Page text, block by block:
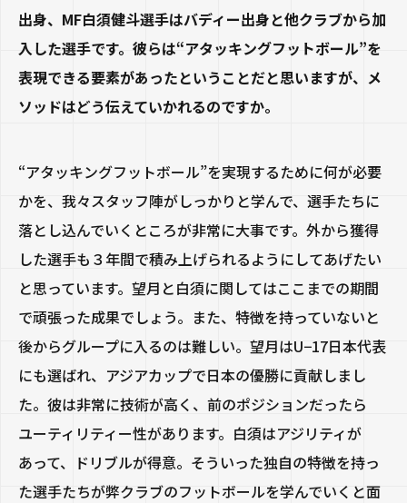
出身、MF白須健斗選手はバディー出身と他クラブから加
入した選手です。彼らは“アタッキングフットボール”を
表現できる要素があったということだと思いますが、メ
ソッドはどう伝えていかれるのですか。
“アタッキングフットボール”を実現するために何が必要
かを、我々スタッフ陣がしっかりと学んで、選手たちに
落とし込んでいくところが非常に大事です。外から獲得
した選手も３年間で積み上げられるようにしてあげたい
と思っています。望月と白須に関してはここまでの期間
で頑張った成果でしょう。また、特徴を持っていないと
後からグループに入るのは難しい。望月はU−17日本代表
にも選ばれ、アジアカップで日本の優勝に貢献しまし
た。彼は非常に技術が高く、前のポジションだったら
ユーティリティー性があります。白須はアジリティが
あって、ドリブルが得意。そういった独自の特徴を持っ
た選手たちが弊クラブのフットボールを学んでいくと面